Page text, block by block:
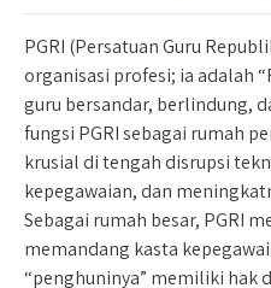
PGRI (Persatuan Guru
organisasi profesi; ia adalah
guru bersandar, berlindung,
fungsi PGRI sebagai rumah
krusial di tengah disrupsi
kepegawaian, dan
Sebagai rumah besar, PGRI
memandang kasta
“penghuninya” memiliki hak